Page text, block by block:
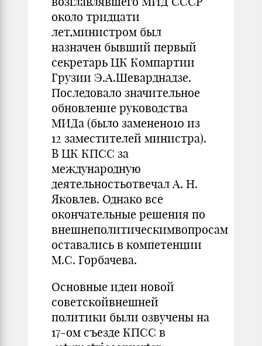
около тридцати
лет,министром был
назначен бывший первый
секретарь ЦК Компартии
Грузии Э.А.Шеварднадзе.
Последовало значительное
обновление руководства
МИДа (было заменено10 из
12 заместителей министра).
В ЦК КПСС за
международную
деятельностьотвечал А. Н.
Яковлев. Однако все
окончательные решения по
внешнеполитическимвопросам
оставались в компетенции
М.С. Горбачева.
Основные идеи новой
советскойвнешней
политики были озвучены на
17-ом съезде КПСС в